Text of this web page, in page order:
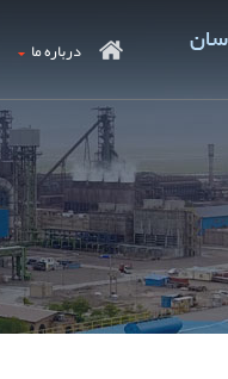
درباره ما